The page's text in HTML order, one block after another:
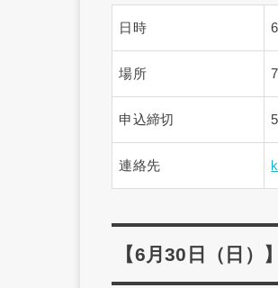
日時
場所
申込締切
連絡先
【6月30日（日